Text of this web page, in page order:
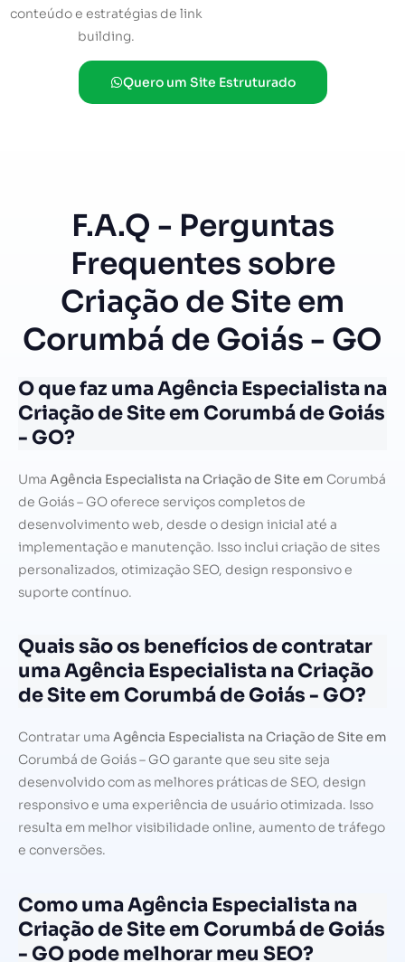
conteúdo e estratégias de link
building.
Quero um Site Estruturado
F.A.Q - Perguntas
Frequentes sobre
Criação de Site em
Corumbá de Goiás - GO
O que faz uma Agência Especialista na
Criação de Site em Corumbá de Goiás
- GO?
Uma Agência Especialista na Criação de Site em Corumbá
de Goiás – GO oferece serviços completos de
desenvolvimento web, desde o design inicial até a
implementação e manutenção. Isso inclui criação de sites
personalizados, otimização SEO, design responsivo e
suporte contínuo.
Quais são os benefícios de contratar
uma Agência Especialista na Criação
de Site em Corumbá de Goiás - GO?
Contratar uma Agência Especialista na Criação de Site em
Corumbá de Goiás – GO garante que seu site seja
desenvolvido com as melhores práticas de SEO, design
responsivo e uma experiência de usuário otimizada. Isso
resulta em melhor visibilidade online, aumento de tráfego
e conversões.
Como uma Agência Especialista na
Criação de Site em Corumbá de Goiás
- GO pode melhorar meu SEO?